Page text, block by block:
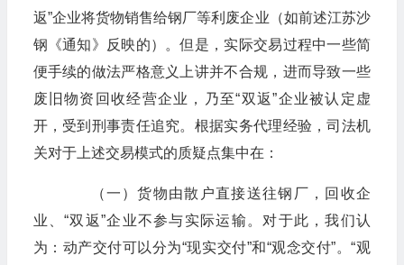
返”企业将货物销售给钢厂等利废企业（如前述江苏沙
钢《通知》反映的）。但是，实际交易过程中一些简
便手续的做法严格意义上讲并不合规，进而导致一些
废旧物资回收经营企业，乃至“双返”企业被认定虚
开，受到刑事责任追究。根据实务代理经验，司法机
关对于上述交易模式的质疑点集中在：
（一）货物由散户直接送往钢厂，回收企
业、“双返”企业不参与实际运输。对于此，我们认
为：动产交付可以分为“现实交付”和“观念交付”。“观